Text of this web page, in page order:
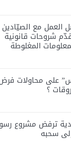
العمل مع
شروحات قانونية
المغلوطة
على محاولات
؟
ترفض مشروع
سحبه